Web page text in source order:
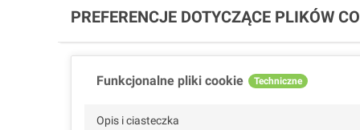
PREFERENCJE DOTYCZĄCE PLIKÓW
Funkcjonalne pliki cookie Techniczne
Opis i ciasteczka